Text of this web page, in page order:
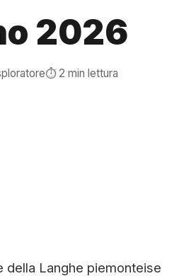
2026
⏱️ 2 min lettura
della Langhe piemonteise